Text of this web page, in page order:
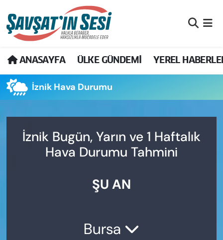
ANASAYFA ÜLKE GÜNDEMİ YEREL
İznik Hava Durumu
İznik Bugün, Yarın ve 1 Haftalık
Hava Durumu Tahmini
ŞU AN
Bursa
Artvin Nöbetçi Eczaneler
Artvin Hava Durumu
Artvin Namaz Vakitleri
Puan Durumu ve Fikstür
Son Dakika Haberleri